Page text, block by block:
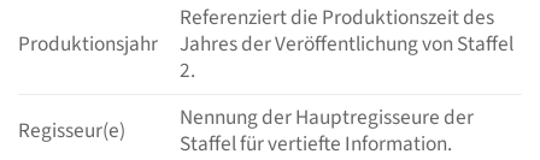
Produktionsjahr
Referenziert die Produktionszeit des
Jahres der Veröffentlichung von Staffel
2.
Regisseur(e)
Nennung der Hauptregisseure der
Staffel für vertiefte Information.